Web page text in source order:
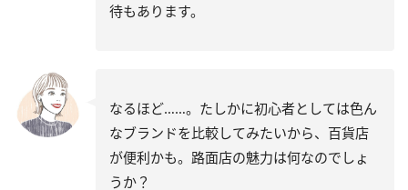
待もあります。
なるほど……。たしかに初心者としては色ん
なブランドを比較してみたいから、百貨店
が便利かも。路面店の魅力は何なのでしょ
うか？